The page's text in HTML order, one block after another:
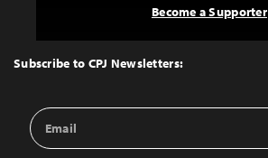
Top
Subscribe to CPJ Newsletters:
Email
Address
Become a Supporter